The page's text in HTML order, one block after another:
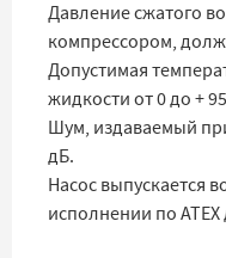
Давление сжатого
компрессором,
Допустимая
жидкости от 0 до +
Шум, издаваемый
дБ.
Насос выпускается
исполнении по